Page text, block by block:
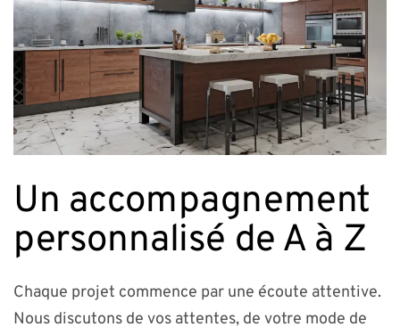
Un accompagnement
personnalisé de A à Z
Chaque projet commence par une écoute attentive.
Nous discutons de vos attentes, de votre mode de